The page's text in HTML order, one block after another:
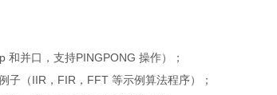
和并口，支持PINGPONG 操作）；
子（IIR，FIR，FFT 等示例算法程序）；